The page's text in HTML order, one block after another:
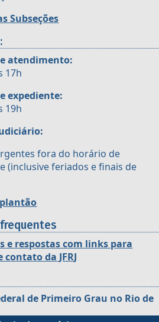
Subseções
atendimento:
17h
expediente:
19h
fora do horário de
(inclusive feriados e finais de
e respostas com links para
contato da JFRJ
de Primeiro Grau no Rio de